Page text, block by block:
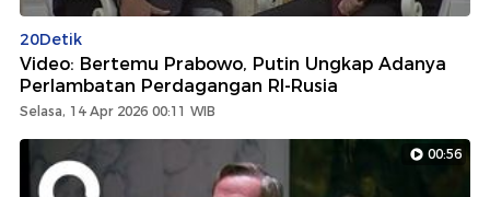
20Detik
Video: Bertemu Prabowo, Putin Ungkap Adanya
Perlambatan Perdagangan RI-Rusia
Selasa, 14 Apr 2026 00:11 WIB
00:56